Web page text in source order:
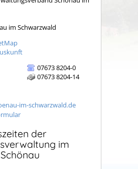
im Schwarzwald
07673 8204-0
07673 8204-14
im-schwarzwald.de
der
im